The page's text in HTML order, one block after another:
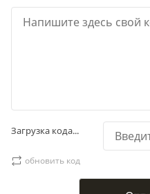
Загрузка кода...
обновить код